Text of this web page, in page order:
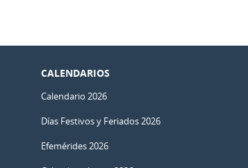
CALENDARIOS
Calendario 2026
Días Festivos y Feriados 2026
Efemérides 2026